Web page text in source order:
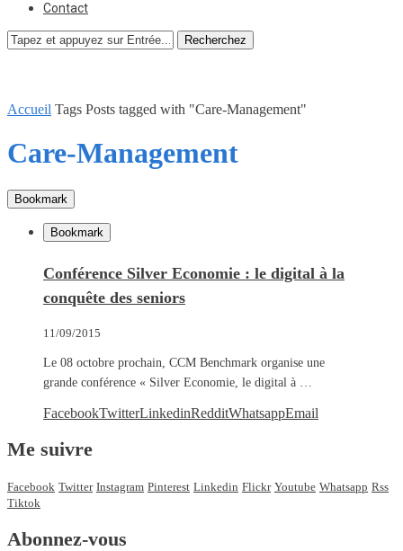
Contact
Recherchez
Accueil Tags Posts tagged with "Care-Management"
Care-Management
Bookmark
Bookmark
Conférence Silver Economie : le digital à la
conquête des seniors
11/09/2015
Le 08 octobre prochain, CCM Benchmark organise une
grande conférence « Silver Economie, le digital à …
FacebookTwitterLinkedinRedditWhatsappEmail
Me suivre
Facebook Twitter Instagram Pinterest Linkedin Flickr Youtube Whatsapp Rss
Tiktok
Abonnez-vous